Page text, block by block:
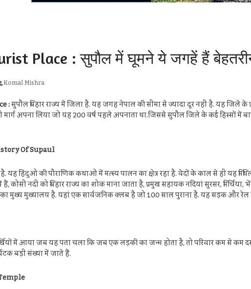
Place : सुपौल में घूमने ये जगहें हैं
Komal Mishra
:सुपौल बिहार राज्य में जिला है. यह जगह नेपाल की सीमा से ज्यादा दूर नहीं है. यह जिले
मार्ग अपना लिया जो यह 200 वर्ष पहले अपनाता था.जिससे सुपौल जिले के कई
Of Supaul
यह हिंदुओं की पौराणिक कथाओं में मत्स्य पालन का क्षेत्र रहा है. वेदों के काल से ही यह
कोसी नदी को बिहार राज्य का शोक माना जाता है, प्रमुख सहायक नदियां सुरसर, मिर्चिया,
मुख्य मुख्यालय है. यहां एक सार्वजनिक क्लब है जो 100 साल पुराना है. यह सड़क और
में आया जब यह पता चला कि जब एक लड़की का जन्म होता है, तो परिवार कम से
बड़ी संख्या में जाते हैं.